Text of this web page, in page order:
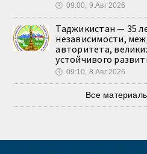
🕔 09:00, 9.Авг 2026
Таджикистан — 35
независимости,
авторитета,
устойчивого
🕔 09:10, 8.Авг 2026
Все